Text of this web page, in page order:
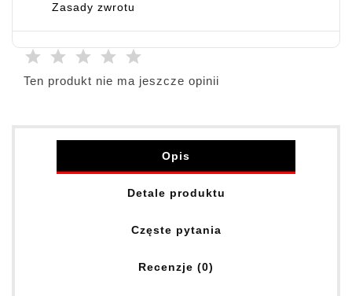
Zasady zwrotu
Ten produkt nie ma jeszcze opinii
Opis
Detale produktu
Częste pytania
Recenzje (0)